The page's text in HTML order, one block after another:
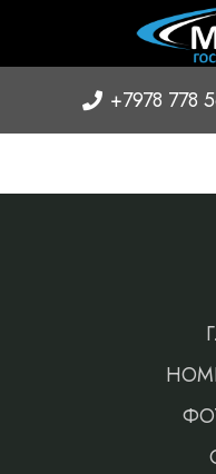
+7978 778